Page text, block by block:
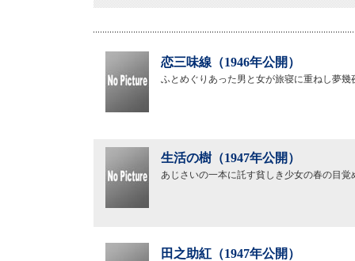
恋三味線（1946年公開）
ふとめぐりあった男と女が旅寝に重ねし夢
生活の樹（1947年公開）
あじさいの一本に託す貧しき少女の春の目
田之助紅（1947年公開）